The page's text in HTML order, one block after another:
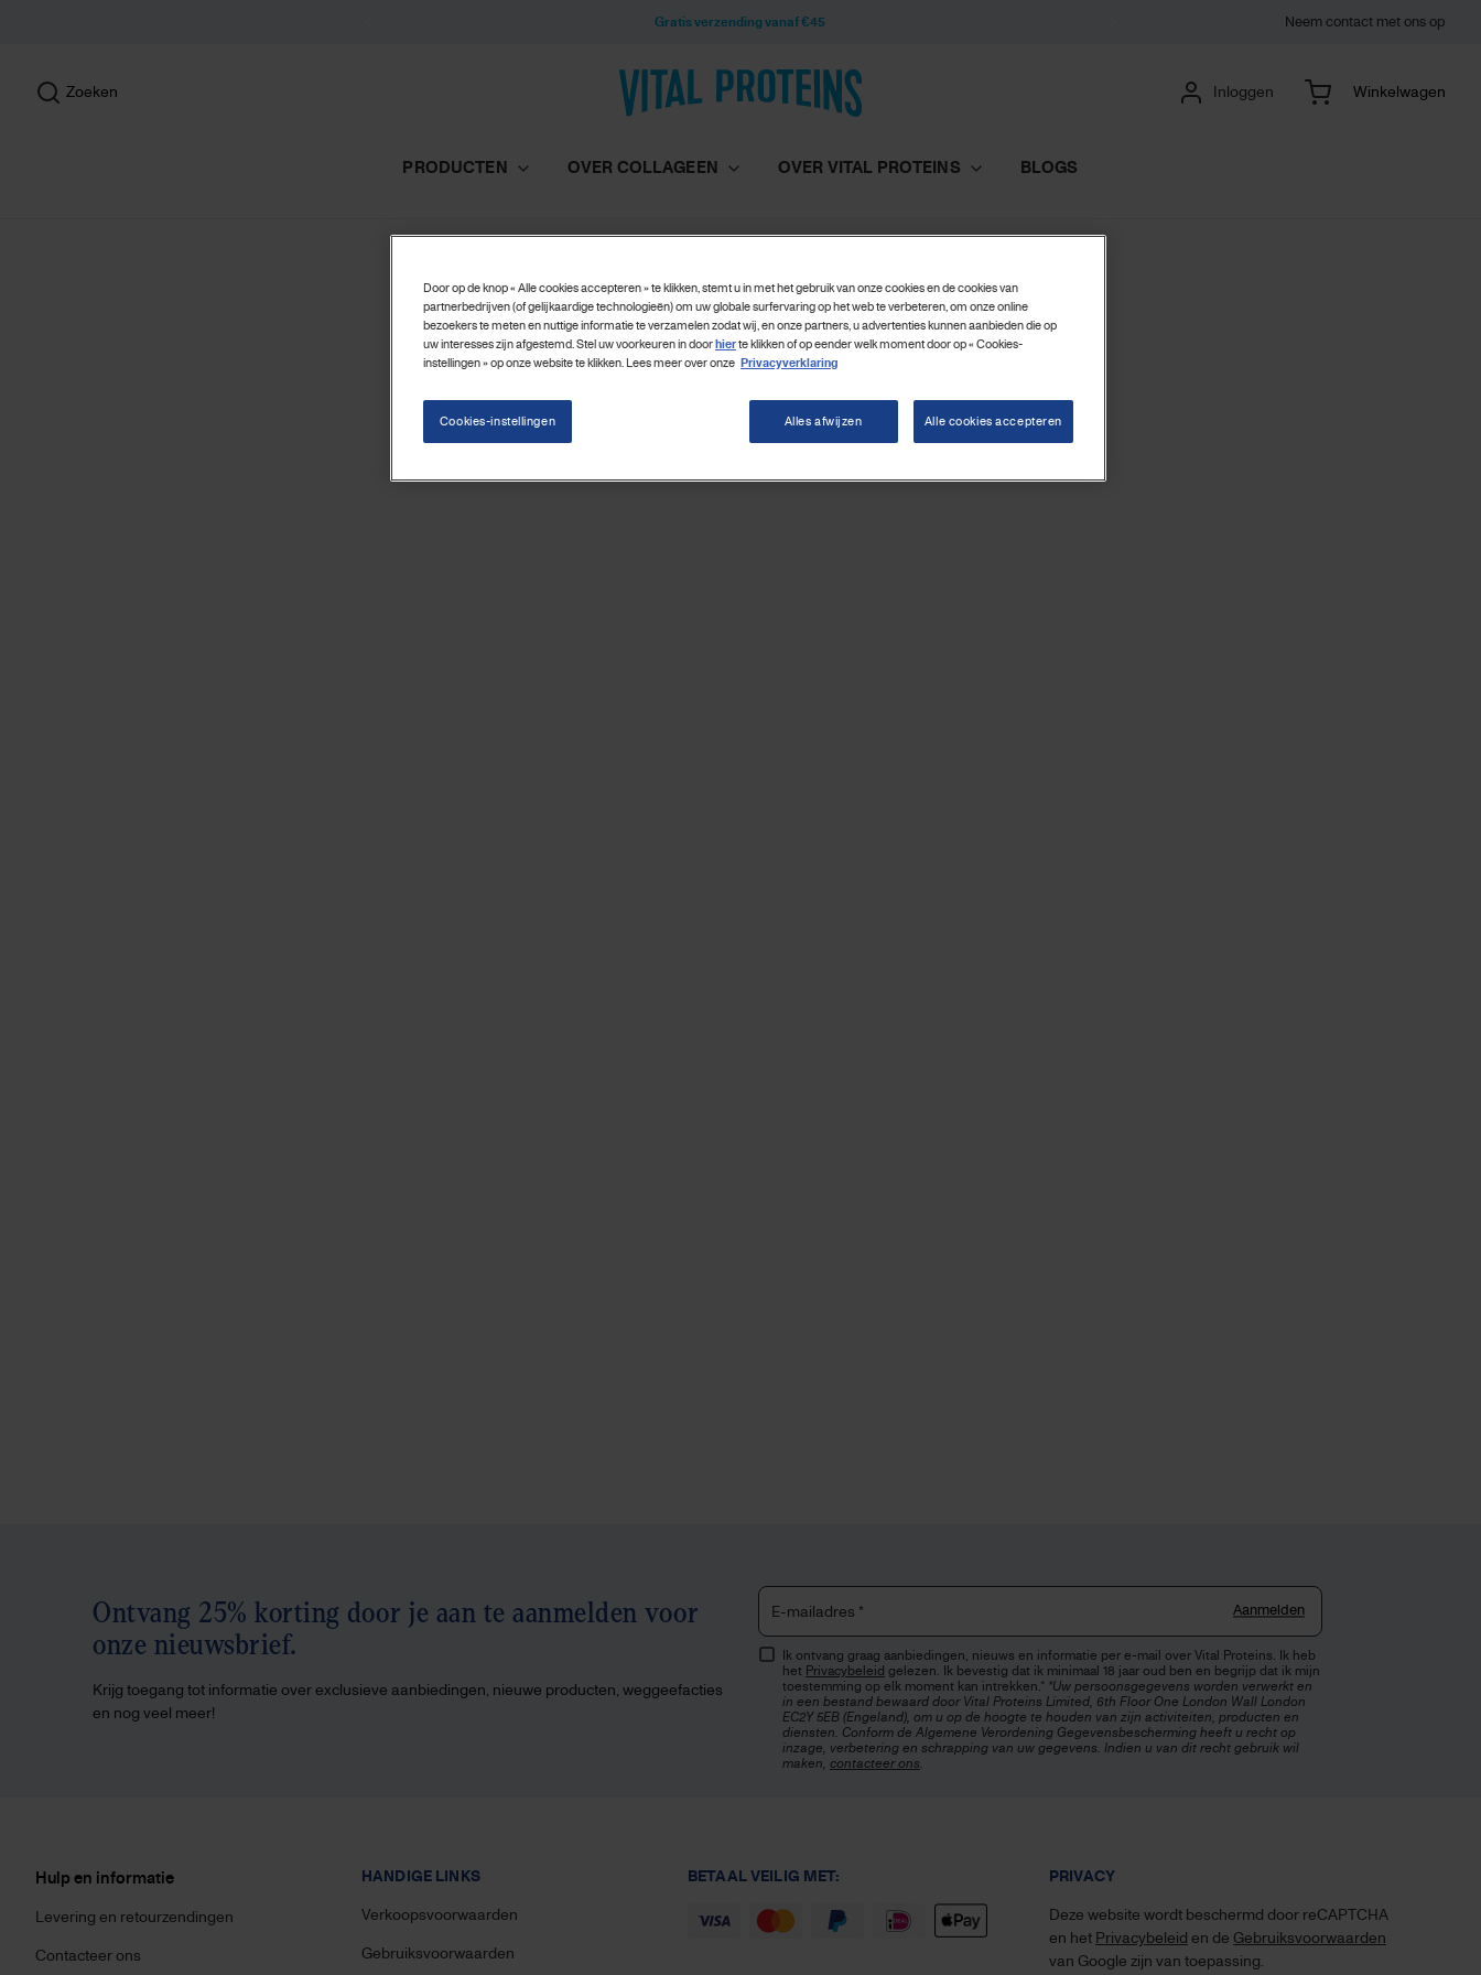
Gratis verzending vanaf €45 Neem contact met ons op
Zoeken Inloggen Winkelwagen
PRODUCTEN OVER COLLAGEEN OVER VITAL PROTEINS BLOGS
Ontvang 25% korting door je aan te aanmelden voor
onze nieuwsbrief.
Krijg toegang tot informatie over exclusieve aanbiedingen, nieuwe producten, weggeefacties
en nog veel meer!
E-mailadres * Aanmelden
Ik ontvang graag aanbiedingen, nieuws en informatie per e-mail over Vital Proteins. Ik heb
het Privacybeleid gelezen. Ik bevestig dat ik minimaal 18 jaar oud ben en begrijp dat ik mijn
toestemming op elk moment kan intrekken.* *Uw persoonsgegevens worden verwerkt en
in een bestand bewaard door Vital Proteins Limited, 6th Floor One London Wall London
EC2Y 5EB (Engeland), om u op de hoogte te houden van zijn activiteiten, producten en
diensten. Conform de Algemene Verordening Gegevensbescherming heeft u recht op
inzage, verbetering en schrapping van uw gegevens. Indien u van dit recht gebruik wil
maken, contacteer ons.
Hulp en informatie
Levering en retourzendingen
Contacteer ons
HANDIGE LINKS
Verkoopsvoorwaarden
Gebruiksvoorwaarden
BETAAL VEILIG MET: PRIVACY
Deze website wordt beschermd door reCAPTCHA
en het Privacybeleid en de Gebruiksvoorwaarden
van Google zijn van toepassing.
Door op de knop « Alle cookies accepteren » te klikken, stemt u in met het gebruik van onze cookies en de cookies van
partnerbedrijven (of gelijkaardige technologieën) om uw globale surfervaring op het web te verbeteren, om onze online
bezoekers te meten en nuttige informatie te verzamelen zodat wij, en onze partners, u advertenties kunnen aanbieden die op
uw interesses zijn afgestemd. Stel uw voorkeuren in doorhierte klikken of op eender welk moment door op « Cookies-
instellingen » op onze website te klikken. Lees meer over onze Privacyverklaring
Alles afwijzen Alle cookies accepteren
Cookies-instellingen